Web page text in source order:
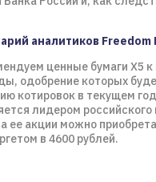
аналитиков Freedom
ценные бумаги X5 к
одобрение которых
котировок в текущем
лидером российского
ее акции можно
в 4600 рублей.